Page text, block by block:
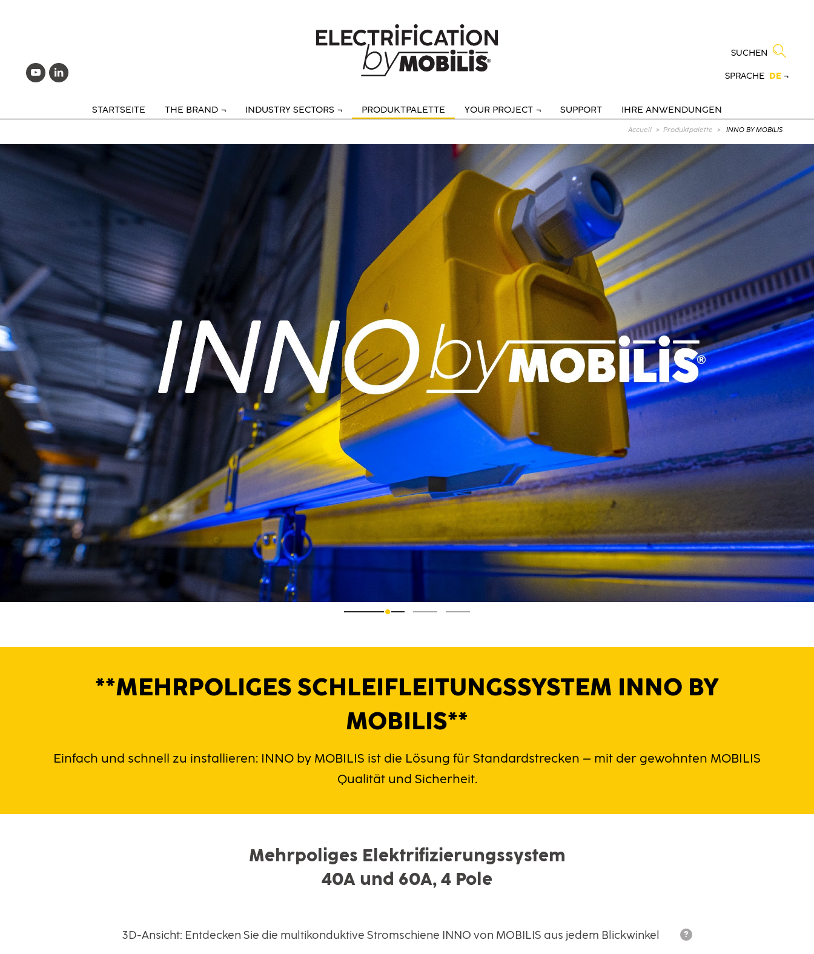
SUCHEN
SPRACHE DE ¬
STARTSEITE THE BRAND INDUSTRY SECTORS PRODUKTPALETTE YOUR PROJECT SUPPORT IHRE ANWENDUNGEN
Accueil Produktpalette Aktuelle Seite :
INNO BY MOBILIS
**MEHRPOLIGES SCHLEIFLEITUNGSSYSTEM INNO BY
MOBILIS**
Einfach und schnell zu installieren: INNO by MOBILIS ist die Lösung für Standardstrecken – mit der gewohnten MOBILIS
Qualität und Sicherheit.
Mehrpoliges Elektrifizierungssystem
40A und 60A, 4 Pole
3D-Ansicht: Entdecken Sie die multikonduktive Stromschiene INNO von MOBILIS aus jedem Blickwinkel ?